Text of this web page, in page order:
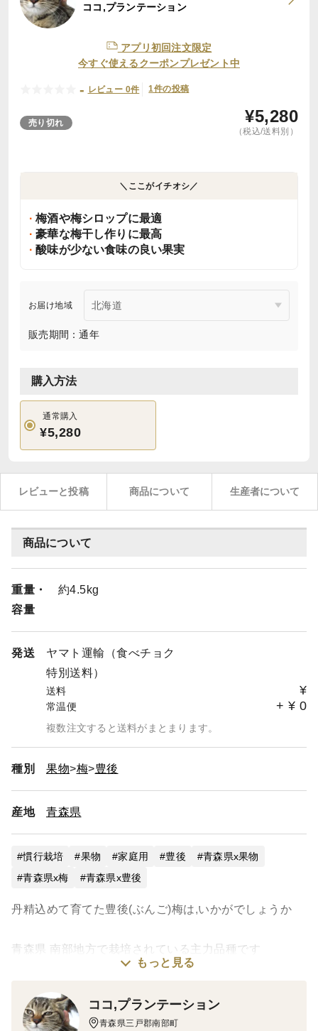
ココ,プランテーション
アプリ初回注文限定
今すぐ使えるクーポンプレゼント中
- レビュー 0件 1件の投稿
売り切れ ¥5,280
（税込/送料別）
＼ここがイチオシ／
梅酒や梅シロップに最適
豪華な梅干し作りに最高
酸味が少ない食味の良い果実
お届け地域
販売期間：通年
購入方法
通常購入
¥5,280
レビューと投稿 商品について 生産者について
商品について
重量・
容量
約4.5kg
発送
ヤマト運輸（食べチョク
特別送料）
送料 ¥
常温便 + ¥ 0
複数注文すると送料がまとまります。
種別 果物 梅 豊後
産地 青森県
慣行栽培 果物 家庭用 豊後
青森県x果物
青森県x梅
青森県x豊後
丹精込めて育てた豊後(ぶんご)梅は,いかがでしょうか
青森県 南部地方で栽培されている主力品種です
たLサイズ総重量4.5㎏になります
※総重量はダンボールの重さも含みます
もっと見る
ココ,プランテーション
青森県三戸郡南部町